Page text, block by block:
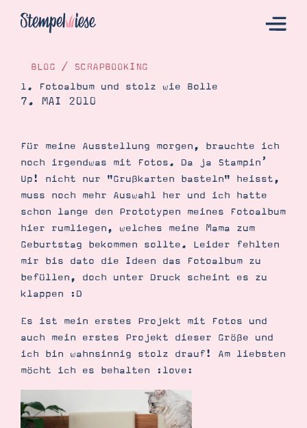
Katalog
Bestellen
Kontakt
Angebote
Demonstrator werden
Blog
Gutscheine
Produkte erklärt
Über mich
Über Stampin’ Up!
BLOG / SCRAPBOOKING
1. Fotoalbum und stolz wie Bolle
7. MAI 2010
Für meine Ausstellung morgen, brauchte ich
noch irgendwas mit Fotos. Da ja Stampin’
Up! nicht nur "Grußkarten basteln" heisst,
muss noch mehr Auswahl her und ich hatte
schon lange den Prototypen meines Fotoalbum
hier rumliegen, welches meine Mama zum
Geburtstag bekommen sollte. Leider fehlten
mir bis dato die Ideen das Fotoalbum zu
befüllen, doch unter Druck scheint es zu
klappen :D
Es ist mein erstes Projekt mit Fotos und
auch mein erstes Projekt dieser Größe und
ich bin wahnsinnig stolz drauf! Am liebsten
möcht ich es behalten :love: